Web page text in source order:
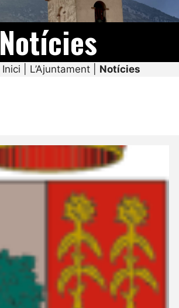
Notícies
Inici L’Ajuntament| Notícies